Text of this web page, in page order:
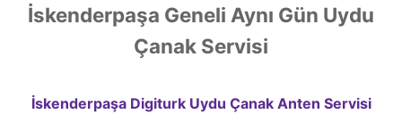
İskenderpaşa Geneli Aynı Gün Uydu
Çanak Servisi
İskenderpaşa Digiturk Uydu Çanak Anten Servisi